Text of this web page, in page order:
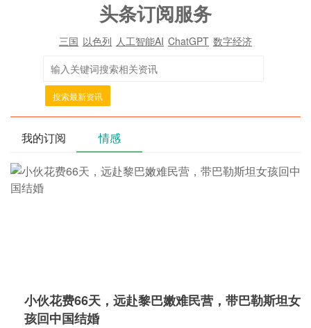
头条订阅服务
三国 以色列 人工智能AI ChatGPT 数字经济
搜索最新资讯
我的订阅 情感
小伙花费66天，远赴黎巴嫩难民营，带巴勒斯坦女
孩回中国结婚